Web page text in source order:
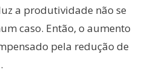
a produtividade não se
caso. Então, o aumento
pela redução de